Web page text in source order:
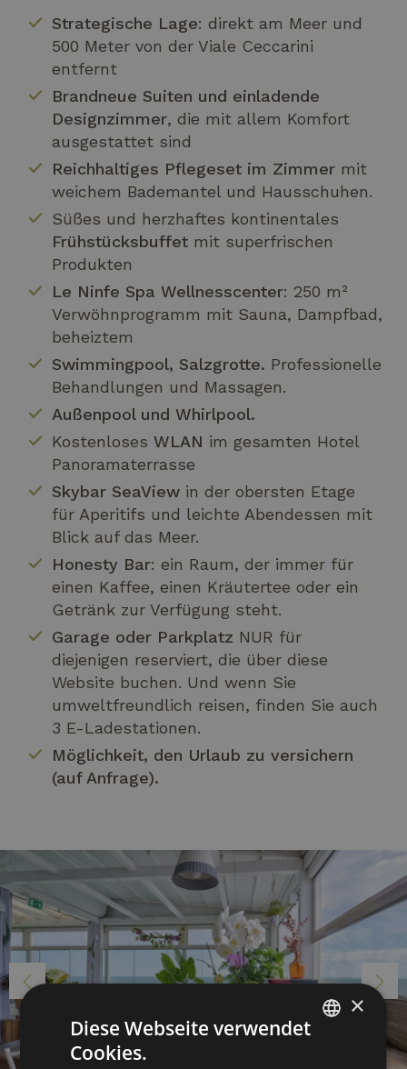
Strategische Lage: direkt am Meer und
500 Meter von der Viale Ceccarini
entfernt
Brandneue Suiten und einladende
Designzimmer, die mit allem Komfort
ausgestattet sind
Reichhaltiges Pflegeset im Zimmermit
weichem Bademantel und Hausschuhen.
Süßes und herzhaftes kontinentales
Frühstücksbuffetmit superfrischen
Produkten
Le Ninfe Spa Wellnesscenter: 250 m²
Verwöhnprogramm mit Sauna, Dampfbad,
beheiztem
Swimmingpool, Salzgrotte. Professionelle
Behandlungen und Massagen.
Außenpool und Whirlpool.
Kostenloses WLAN im gesamten Hotel
Panoramaterrasse
Skybar SeaViewin der obersten Etage
für Aperitifs und leichte Abendessen mit
Blick auf das Meer.
Honesty Bar: ein Raum, der immer für
einen Kaffee, einen Kräutertee oder ein
Getränk zur Verfügung steht.
Garage oder Parkplatz NUR für
diejenigen reserviert, die über diese
Website buchen. Und wenn Sie
umweltfreundlich reisen, finden Sie auch
3 E-Ladestationen.
Möglichkeit, den Urlaub zu versichern
(auf Anfrage).
×
Diese Webseite verwendet
Cookies.